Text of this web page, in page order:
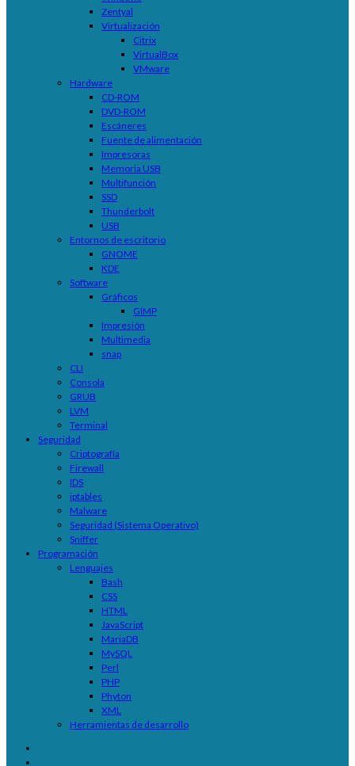
Zentyal
Virtualización
Citrix
VirtualBox
VMware
Hardware
CD-ROM
DVD-ROM
Escáneres
Fuente de alimentación
Impresoras
Memoria USB
Multifunción
SSD
Thunderbolt
USB
Entornos de escritorio
GNOME
KDE
Software
Gráficos
GIMP
Impresión
Multimedia
snap
CLI
Consola
GRUB
LVM
Terminal
Seguridad
Criptografía
Firewall
IDS
iptables
Malware
Seguridad (Sistema Operativo)
Sniffer
Programación
Lenguajes
Bash
CSS
HTML
JavaScript
MariaDB
MySQL
Perl
PHP
Phyton
XML
Herramientas de desarrollo